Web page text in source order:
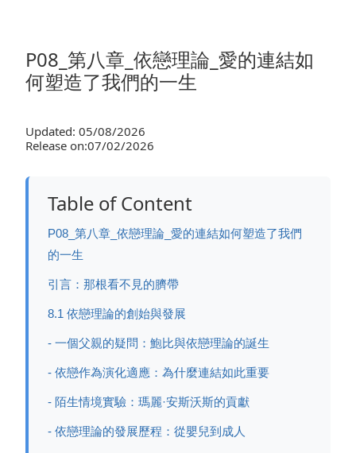
P08_第八章_依戀理論_愛的連結如
何塑造了我們的一生
Updated: 05/08/2026
Release on:07/02/2026
Table of Content
P08_第八章_依戀理論_愛的連結如何塑造了我們
的一生
引言：那根看不見的臍帶
8.1 依戀理論的創始與發展
- 一個父親的疑問：鮑比與依戀理論的誕生
- 依戀作為演化適應：為什麼連結如此重要
- 陌生情境實驗：瑪麗·安斯沃斯的貢獻
- 依戀理論的發展歷程：從嬰兒到成人